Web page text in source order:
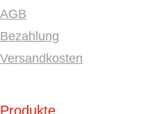
AGB
Bezahlung
Versandkosten
Produkte